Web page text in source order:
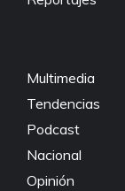
Multimedia
Tendencias
Podcast
Nacional
Opinión